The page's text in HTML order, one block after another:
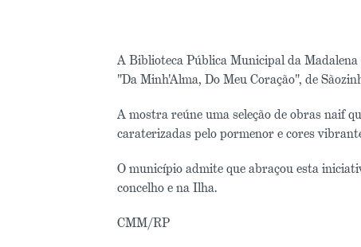
A Biblioteca Pública Municipal da Madalena
"Da Minh'Alma, Do Meu Coração", de
A mostra reúne uma seleção de obras naif
caraterizadas pelo pormenor e cores
O município admite que abraçou esta
concelho e na Ilha.
CMM/RP